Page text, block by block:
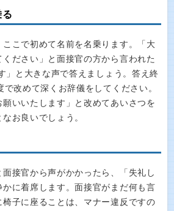
こで初めて名前を名乗ります。「大
ださい」と面接官の方から言われた
」と大きな声で答えましょう。答え終
改めて深くお辞儀をしてください。
いいたします」と改めてあいさつを
お良いでしょう。
面接官から声がかかったら、「失礼し
かに着席します。面接官がまだ何も言
椅子に座ることは、マナー違反ですの